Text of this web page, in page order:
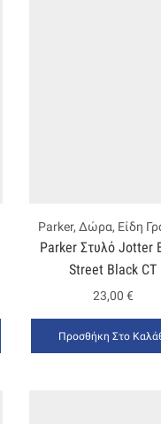
Parker, Δώρα, Είδη
Parker Στυλό Jotter
Street Black CT
23,00 €
Προσθήκη Στο